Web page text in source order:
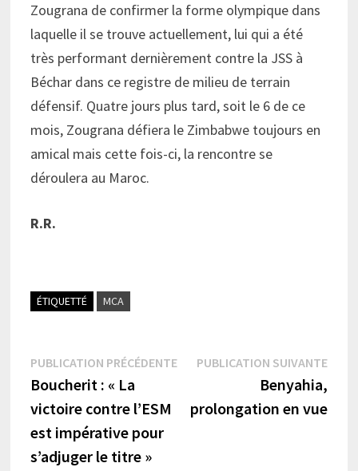
Zougrana de confirmer la forme olympique dans
laquelle il se trouve actuellement, lui qui a été
très performant dernièrement contre la JSS à
Béchar dans ce registre de milieu de terrain
défensif. Quatre jours plus tard, soit le 6 de ce
mois, Zougrana défiera le Zimbabwe toujours en
amical mais cette fois-ci, la rencontre se
déroulera au Maroc.
R.R.
ÉTIQUETTÉ MCA
Navigation
de
l’article
PUBLICATION PRÉCÉDENTEPublication
Boucherit : « La
victoire contre l’ESM
est impérative pour
s’adjuger le titre »
PUBLICATION SUIVANTE
Benyahia,
prolongation en vue